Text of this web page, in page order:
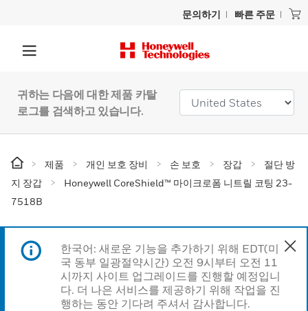
문의하기 빠른 주문
귀하는 다음에 대한 제품 카탈
로그를 검색하고 있습니다.
제품 개인 보호 장비 손 보호 장갑
절단 방
지 장갑
Honeywell CoreShield™ 마이크로폼 니트릴 코팅 23-
7518B
한국어: 새로운 기능을 추가하기 위해 EDT(미
국 동부 일광절약시간) 오전 9시부터 오전 11
시까지 사이트 업그레이드를 진행할 예정입니
다. 더 나은 서비스를 제공하기 위해 작업을 진
행하는 동안 기다려 주셔서 감사합니다.